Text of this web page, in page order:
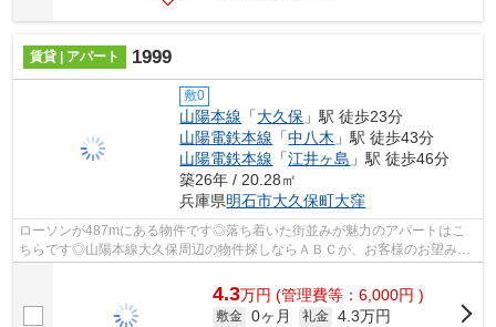
賃貸 | アパート 1999
敷0
山陽本線 「大久保 」駅 徒歩23分
山陽電鉄本線 「中八木 」駅 徒歩43分
山陽電鉄本線 「江井ヶ島 」駅 徒歩46分
築26年 / 20.28㎡
兵庫県明石市大久保町大窪
ローソンが487mにある物件です◎落ち着いた街並みが魅力のアパートはこ
ちらです◎山陽本線大久保周辺の物件探しならＡＢＣが、お客様のお望みの
物件をご提供いたします◎078-926-1112かab...
4.3万円 (管理費等：6,000円 )
敷金 0ヶ月 礼金 4.3万円